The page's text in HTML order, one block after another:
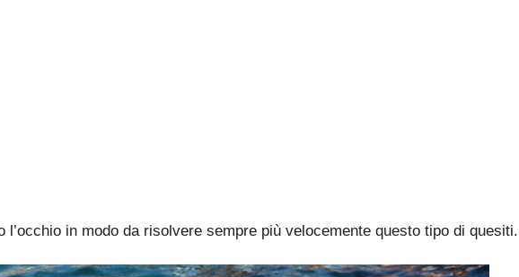
l’occhio in modo da risolvere sempre più velocemente questo tipo di quesiti.